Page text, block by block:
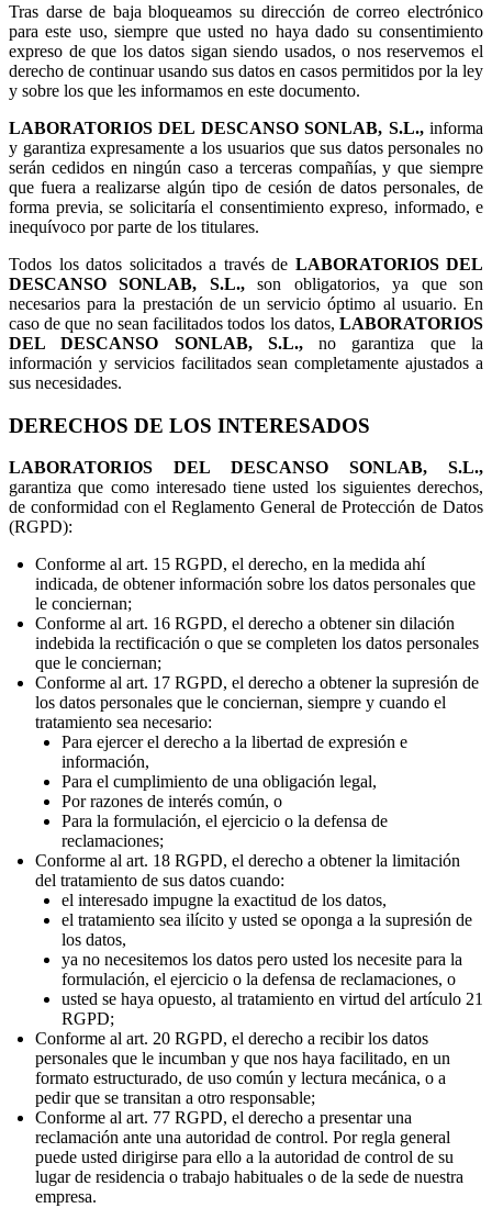
Tras darse de baja bloqueamos su dirección de correo electrónico
para este uso, siempre que usted no haya dado su consentimiento
expreso de que los datos sigan siendo usados, o nos reservemos el
derecho de continuar usando sus datos en casos permitidos por la ley
y sobre los que les informamos en este documento.
LABORATORIOS DEL DESCANSO SONLAB, S.L.,informa
y garantiza expresamente a los usuarios que sus datos personales no
serán cedidos en ningún caso a terceras compañías, y que siempre
que fuera a realizarse algún tipo de cesión de datos personales, de
forma previa, se solicitaría el consentimiento expreso, informado, e
inequívoco por parte de los titulares.
Todos los datos solicitados a través de LABORATORIOS DEL
DESCANSO SONLAB, S.L.,son obligatorios, ya que son
necesarios para la prestación de un servicio óptimo al usuario. En
caso de que no sean facilitados todos los datos, LABORATORIOS
DEL DESCANSO SONLAB, S.L.,no garantiza que la
información y servicios facilitados sean completamente ajustados a
sus necesidades.
DERECHOS DE LOS INTERESADOS
LABORATORIOS DEL DESCANSO SONLAB, S.L.,
garantiza que como interesado tiene usted los siguientes derechos,
de conformidad con el Reglamento General de Protección de Datos
(RGPD):
Conforme al art. 15 RGPD, el derecho, en la medida ahí
indicada, de obtener información sobre los datos personales que
le conciernan;
Conforme al art. 16 RGPD, el derecho a obtener sin dilación
indebida la rectificación o que se completen los datos personales
que le conciernan;
Conforme al art. 17 RGPD, el derecho a obtener la supresión de
los datos personales que le conciernan, siempre y cuando el
tratamiento sea necesario:
Para ejercer el derecho a la libertad de expresión e
información,
Para el cumplimiento de una obligación legal,
Por razones de interés común, o
Para la formulación, el ejercicio o la defensa de
reclamaciones;
Conforme al art. 18 RGPD, el derecho a obtener la limitación
del tratamiento de sus datos cuando:
el interesado impugne la exactitud de los datos,
el tratamiento sea ilícito y usted se oponga a la supresión de
los datos,
ya no necesitemos los datos pero usted los necesite para la
formulación, el ejercicio o la defensa de reclamaciones, o
usted se haya opuesto, al tratamiento en virtud del artículo 21
RGPD;
Conforme al art. 20 RGPD, el derecho a recibir los datos
personales que le incumban y que nos haya facilitado, en un
formato estructurado, de uso común y lectura mecánica, o a
pedir que se transitan a otro responsable;
Conforme al art. 77 RGPD, el derecho a presentar una
reclamación ante una autoridad de control. Por regla general
puede usted dirigirse para ello a la autoridad de control de su
lugar de residencia o trabajo habituales o de la sede de nuestra
empresa.